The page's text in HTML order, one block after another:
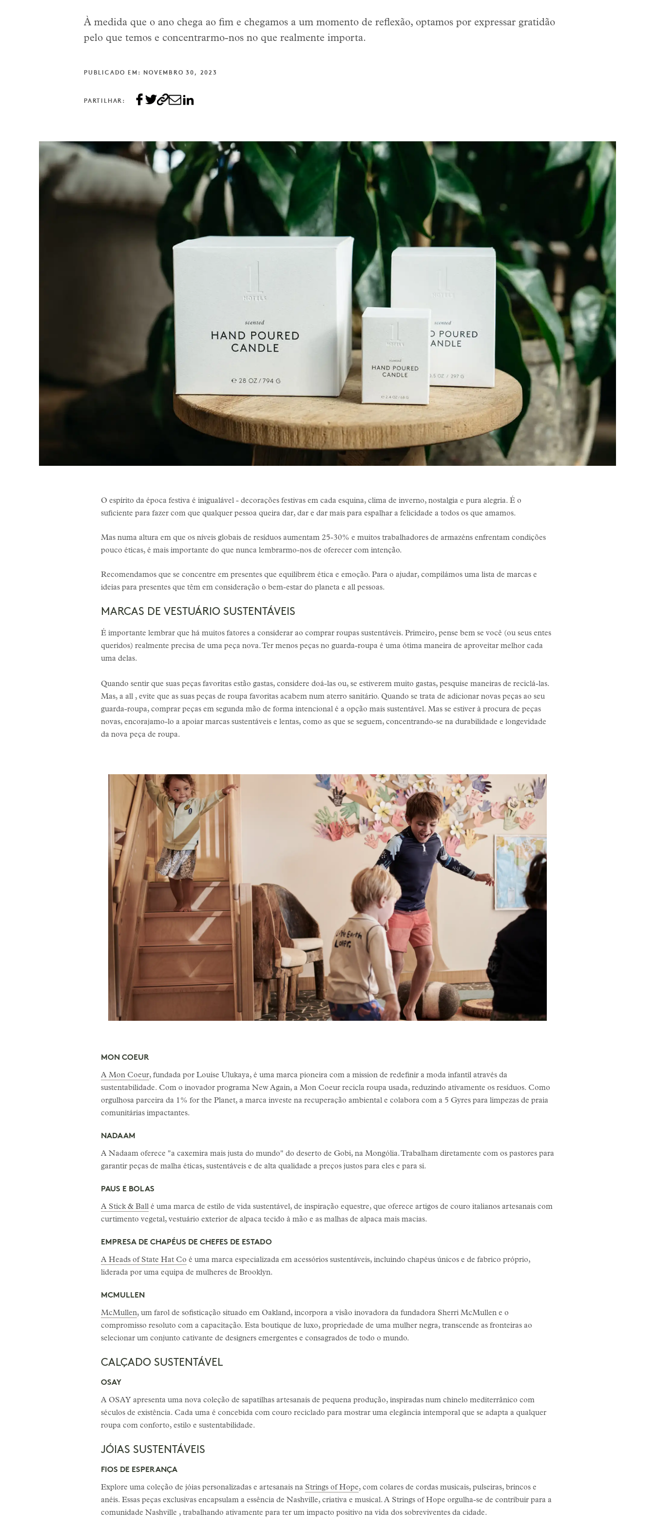
À medida que o ano chega ao fim e chegamos a um momento de reflexão, optamos por expressar gratidão
pelo que temos e concentrarmo-nos no que realmente importa.
PUBLICADO EM: NOVEMBRO 30, 2023
PARTILHAR:
O espírito da época festiva é inigualável - decorações festivas em cada esquina, clima de inverno, nostalgia e pura alegria. É o
suficiente para fazer com que qualquer pessoa queira dar, dar e dar mais para espalhar a felicidade a todos os que amamos.
Mas numa altura em que os níveis globais de resíduos aumentam 25-30% e muitos trabalhadores de armazéns enfrentam condições
pouco éticas, é mais importante do que nunca lembrarmo-nos de oferecer com intenção.
Recomendamos que se concentre em presentes que equilibrem ética e emoção. Para o ajudar, compilámos uma lista de marcas e
ideias para presentes que têm em consideração o bem-estar do planeta e all pessoas.
MARCAS DE VESTUÁRIO SUSTENTÁVEIS
É importante lembrar que há muitos fatores a considerar ao comprar roupas sustentáveis. Primeiro, pense bem se você (ou seus entes
queridos) realmente precisa de uma peça nova. Ter menos peças no guarda-roupa é uma ótima maneira de aproveitar melhor cada
uma delas.
Quando sentir que suas peças favoritas estão gastas, considere doá-las ou, se estiverem muito gastas, pesquise maneiras de reciclá-las.
Mas, a all , evite que as suas peças de roupa favoritas acabem num aterro sanitário. Quando se trata de adicionar novas peças ao seu
guarda-roupa, comprar peças em segunda mão de forma intencional é a opção mais sustentável. Mas se estiver à procura de peças
novas, encorajamo-lo a apoiar marcas sustentáveis e lentas, como as que se seguem, concentrando-se na durabilidade e longevidade
da nova peça de roupa.
MON COEUR
A Mon Coeur, fundada por Louise Ulukaya, é uma marca pioneira com a mission de redefinir a moda infantil através da
sustentabilidade. Com o inovador programa New Again, a Mon Coeur recicla roupa usada, reduzindo ativamente os resíduos. Como
orgulhosa parceira da 1% for the Planet, a marca investe na recuperação ambiental e colabora com a 5 Gyres para limpezas de praia
comunitárias impactantes.
NADAAM
A Nadaam oferece "a caxemira mais justa do mundo" do deserto de Gobi, na Mongólia. Trabalham diretamente com os pastores para
garantir peças de malha éticas, sustentáveis e de alta qualidade a preços justos para eles e para si.
PAUS E BOLAS
A Stick & Ball é uma marca de estilo de vida sustentável, de inspiração equestre, que oferece artigos de couro italianos artesanais com
curtimento vegetal, vestuário exterior de alpaca tecido à mão e as malhas de alpaca mais macias.
EMPRESA DE CHAPÉUS DE CHEFES DE ESTADO
A Heads of State Hat Co é uma marca especializada em acessórios sustentáveis, incluindo chapéus únicos e de fabrico próprio,
liderada por uma equipa de mulheres de Brooklyn.
MCMULLEN
McMullen, um farol de sofisticação situado em Oakland, incorpora a visão inovadora da fundadora Sherri McMullen e o
compromisso resoluto com a capacitação. Esta boutique de luxo, propriedade de uma mulher negra, transcende as fronteiras ao
selecionar um conjunto cativante de designers emergentes e consagrados de todo o mundo.
CALÇADO SUSTENTÁVEL
OSAY
A OSAY apresenta uma nova coleção de sapatilhas artesanais de pequena produção, inspiradas num chinelo mediterrânico com
séculos de existência. Cada uma é concebida com couro reciclado para mostrar uma elegância intemporal que se adapta a qualquer
roupa com conforto, estilo e sustentabilidade.
JÓIAS SUSTENTÁVEIS
FIOS DE ESPERANÇA
Explore uma coleção de jóias personalizadas e artesanais na Strings of Hope, com colares de cordas musicais, pulseiras, brincos e
anéis. Essas peças exclusivas encapsulam a essência de Nashville, criativa e musical. A Strings of Hope orgulha-se de contribuir para a
comunidade Nashville , trabalhando ativamente para ter um impacto positivo na vida dos sobreviventes da cidade.